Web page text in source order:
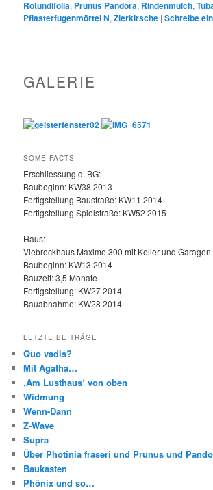
Rotundifolia, Prunus Pandora, Rindenmulch,
Pflasterfugenmörtel N,Zierkirsche |Schreibe
GALERIE
SOME FACTS
Erschliessung d. BG:
Baubeginn: KW38 2013
Fertigstellung Baustraße: KW11 2014
Fertigstellung Spielstraße: KW52 2015
Haus:
Viebrockhaus Maxime 300 mit Keller und Garagen
Baubeginn: KW13 2014
Bauzeit: 3,5 Monate
Fertigstellung: KW27 2014
Bauabnahme: KW28 2014
LETZTE BEITRÄGE
Quo vadis?
Mit Agatha…
‚Am Lusthaus‘ von oben
Widmung
Wenn-Dann
Z-Wave
Supra
Über Photinia fraseri und Prunus und
Baukasten
Phönix und so…